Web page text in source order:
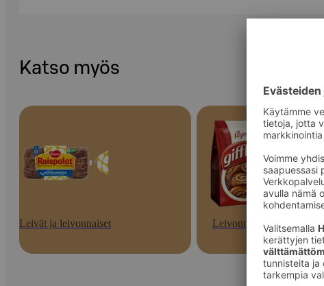
Katso myös
Leivät ja leivonnaiset Leivonnaiset